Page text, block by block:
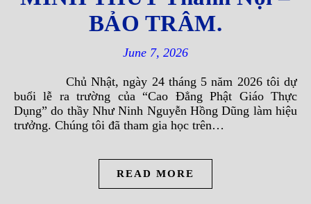
BẢO TRÂM.
June 7, 2026
Chủ Nhật, ngày 24 tháng 5 năm 2026 tôi dự
buổi lễ ra trường của “Cao Đẳng Phật Giáo Thực
Dụng” do thầy Như Ninh Nguyễn Hồng Dũng làm hiệu
trưởng. Chúng tôi đã tham gia học trên…
READ MORE